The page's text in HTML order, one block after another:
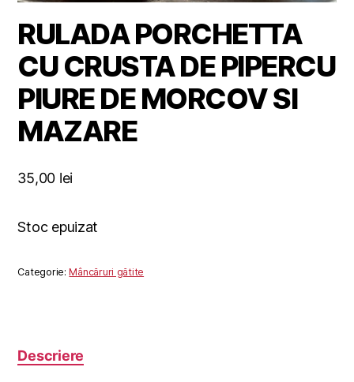
RULADA PORCHETTA
CU CRUSTA DE PIPERCU
PIURE DE MORCOV SI
MAZARE
35,00 lei
Stoc epuizat
Categorie:Mâncăruri gătite
Descriere